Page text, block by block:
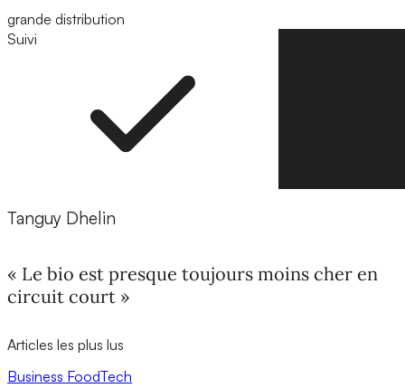
grande distribution
Suivi
Tanguy Dhelin
« Le bio est presque toujours moins cher en
circuit court »
Articles les plus lus
Business FoodTech